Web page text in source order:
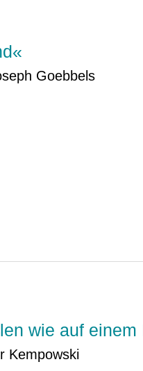
Goebbels
wie auf einem
Kempowski